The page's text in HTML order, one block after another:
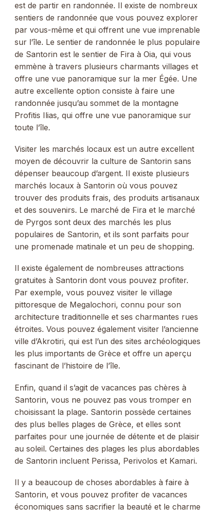
est de partir en randonnée. Il existe de nombreux
sentiers de randonnée que vous pouvez explorer
par vous-même et qui offrent une vue imprenable
sur l’île. Le sentier de randonnée le plus populaire
de Santorin est le sentier de Fira à Oia, qui vous
emmène à travers plusieurs charmants villages et
offre une vue panoramique sur la mer Égée. Une
autre excellente option consiste à faire une
randonnée jusqu’au sommet de la montagne
Profitis Ilias, qui offre une vue panoramique sur
toute l’île.
Visiter les marchés locaux est un autre excellent
moyen de découvrir la culture de Santorin sans
dépenser beaucoup d’argent. Il existe plusieurs
marchés locaux à Santorin où vous pouvez
trouver des produits frais, des produits artisanaux
et des souvenirs. Le marché de Fira et le marché
de Pyrgos sont deux des marchés les plus
populaires de Santorin, et ils sont parfaits pour
une promenade matinale et un peu de shopping.
Il existe également de nombreuses attractions
gratuites à Santorin dont vous pouvez profiter.
Par exemple, vous pouvez visiter le village
pittoresque de Megalochori, connu pour son
architecture traditionnelle et ses charmantes rues
étroites. Vous pouvez également visiter l’ancienne
ville d’Akrotiri, qui est l’un des sites archéologiques
les plus importants de Grèce et offre un aperçu
fascinant de l’histoire de l’île.
Enfin, quand il s’agit de vacances pas chères à
Santorin, vous ne pouvez pas vous tromper en
choisissant la plage. Santorin possède certaines
des plus belles plages de Grèce, et elles sont
parfaites pour une journée de détente et de plaisir
au soleil. Certaines des plages les plus abordables
de Santorin incluent Perissa, Perivolos et Kamari.
Il y a beaucoup de choses abordables à faire à
Santorin, et vous pouvez profiter de vacances
économiques sans sacrifier la beauté et le charme